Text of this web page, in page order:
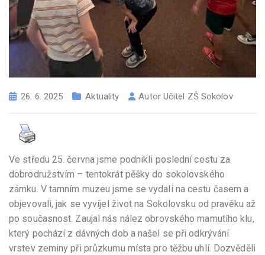
26. 6. 2025 Aktuality Autor Učitel ZŠ Sokolov
Ve středu 25. června jsme podnikli poslední cestu za
dobrodružstvím – tentokrát pěšky do sokolovského
zámku. V tamním muzeu jsme se vydali na cestu časem a
objevovali, jak se vyvíjel život na Sokolovsku od pravěku až
po současnost. Zaujal nás nález obrovského mamutího klu,
který pochází z dávných dob a našel se při odkrývání
vrstev zeminy při průzkumu místa pro těžbu uhlí. Dozvěděli